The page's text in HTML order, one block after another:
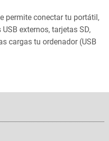
permite conectar tu portátil,
externos, tarjetas SD,
cargas tu ordenador (USB